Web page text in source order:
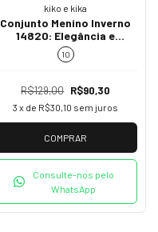
kiko e kika
Conjunto Menino Inverno
14820: Elegância e
Conforto para os Dias
Frios
10
R$129,00 R$90,30
3 x de R$30,10 sem juros
COMPRAR
Consulte-nos pelo
WhatsApp